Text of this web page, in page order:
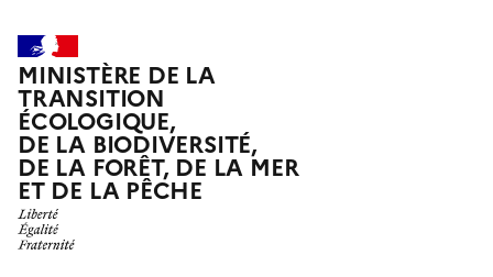
MINISTÈRE DE LA
TRANSITION
ÉCOLOGIQUE,
DE LA BIODIVERSITÉ,
DE LA FORÊT, DE LA MER
ET DE LA PÊCHE